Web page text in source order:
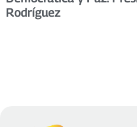
Rodríguez